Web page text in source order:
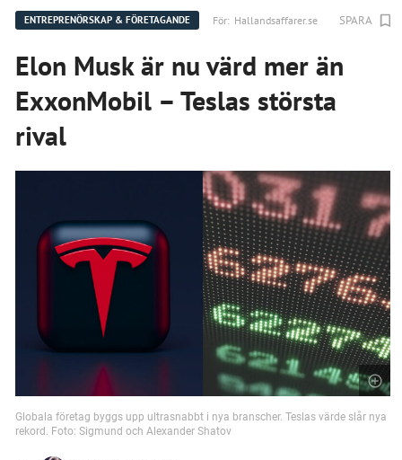
ENTREPRENÖRSKAP & FÖRETAGANDE För: Hallandsaffarer.se SPARA
Elon Musk är nu värd mer än
ExxonMobil – Teslas största
rival
Globala företag byggs upp ultrasnabbt i nya branscher. Teslas värde slår nya
rekord. Foto: Sigmund och Alexander Shatov